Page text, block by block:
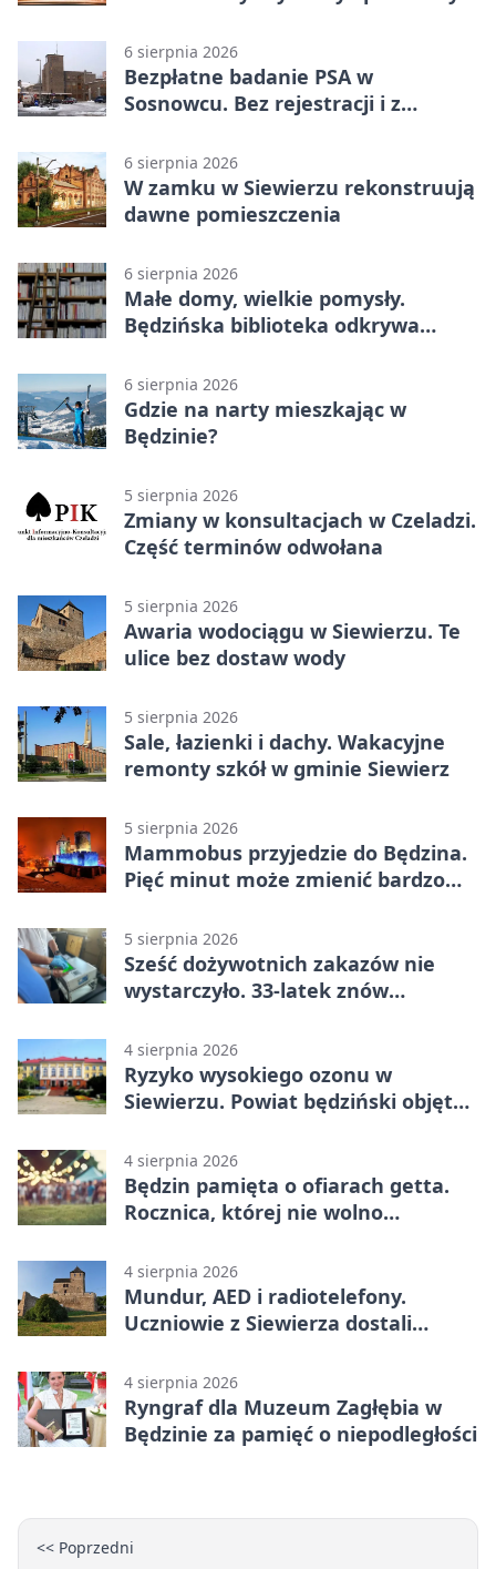
6 sierpnia 2026
Bezpłatne badanie PSA w
Sosnowcu. Bez rejestracji i z
6 sierpnia 2026
W zamku w Siewierzu rekonstruują
dawne pomieszczenia
6 sierpnia 2026
Małe domy, wielkie pomysły.
Będzińska biblioteka odkrywa
6 sierpnia 2026
Gdzie na narty mieszkając w
Będzinie?
5 sierpnia 2026
Zmiany w konsultacjach w Czeladzi.
Część terminów odwołana
5 sierpnia 2026
Awaria wodociągu w Siewierzu. Te
ulice bez dostaw wody
5 sierpnia 2026
Sale, łazienki i dachy. Wakacyjne
remonty szkół w gminie Siewierz
5 sierpnia 2026
Mammobus przyjedzie do Będzina.
Pięć minut może zmienić bardzo
5 sierpnia 2026
Sześć dożywotnich zakazów nie
wystarczyło. 33-latek znów
4 sierpnia 2026
Ryzyko wysokiego ozonu w
Siewierzu. Powiat będziński objęty
4 sierpnia 2026
Będzin pamięta o ofiarach getta.
Rocznica, której nie wolno
4 sierpnia 2026
Mundur, AED i radiotelefony.
Uczniowie z Siewierza dostali
4 sierpnia 2026
Ryngraf dla Muzeum Zagłębia w
Będzinie za pamięć o niepodległości
<< Poprzedni